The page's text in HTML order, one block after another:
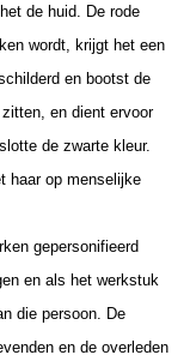
de huid. De rode
wordt, krijgt het een
en bootst de
en dient ervoor
de zwarte kleur.
haar op menselijke
gepersonifieerd
en als het werkstuk
die persoon. De
en de overleden